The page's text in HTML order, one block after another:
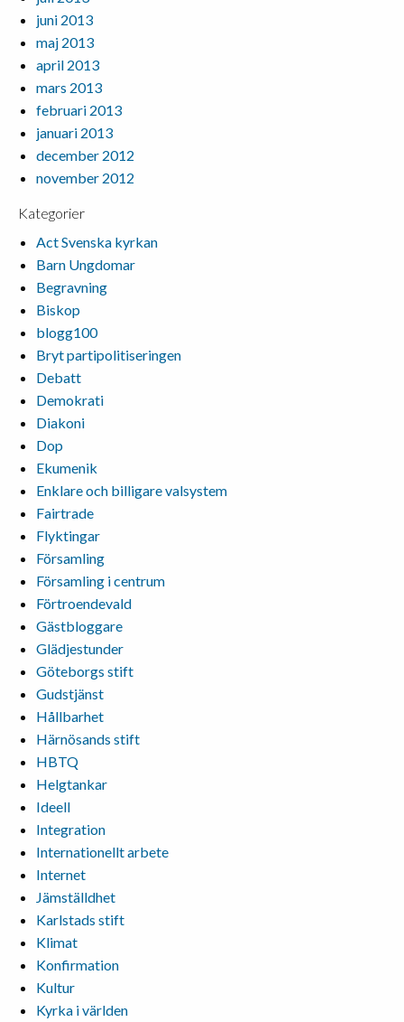
juni 2013
maj 2013
april 2013
mars 2013
februari 2013
januari 2013
december 2012
november 2012
Kategorier
Act Svenska kyrkan
Barn Ungdomar
Begravning
Biskop
blogg100
Bryt partipolitiseringen
Debatt
Demokrati
Diakoni
Dop
Ekumenik
Enklare och billigare valsystem
Fairtrade
Flyktingar
Församling
Församling i centrum
Förtroendevald
Gästbloggare
Glädjestunder
Göteborgs stift
Gudstjänst
Hållbarhet
Härnösands stift
HBTQ
Helgtankar
Ideell
Integration
Internationellt arbete
Internet
Jämställdhet
Karlstads stift
Klimat
Konfirmation
Kultur
Kyrka i världen